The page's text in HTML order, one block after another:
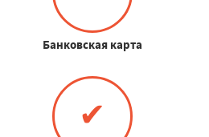
Банковская карта
✔